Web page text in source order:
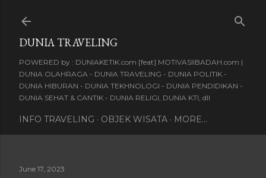
Skip to main
DUNIA TRAVELING
POWERED by : DUNIAKETIK.com [feat] MOTIVASIIBADAH.com |
DUNIA OLAHRAGA - DUNIA TRAVELING - DUNIA POLITIK -
DUNIA HIBURAN - DUNIA TEKHNOLOGI - DUNIA PENDIDIKAN -
DUNIA SEHAT & CANTIK - DUNIA RELIGI, DUNIA KTI, dll
INFO TRAVELING OBJEK WISATA MORE…
June 17, 2023